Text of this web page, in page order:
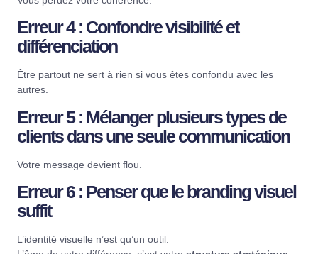
Erreur 4 : Confondre visibilité et
différenciation
Être partout ne sert à rien si vous êtes confondu avec les
autres.
Erreur 5 : Mélanger plusieurs types de
clients dans une seule communication
Votre message devient flou.
Erreur 6 : Penser que le branding visuel
suffit
L’identité visuelle n’est qu’un outil.